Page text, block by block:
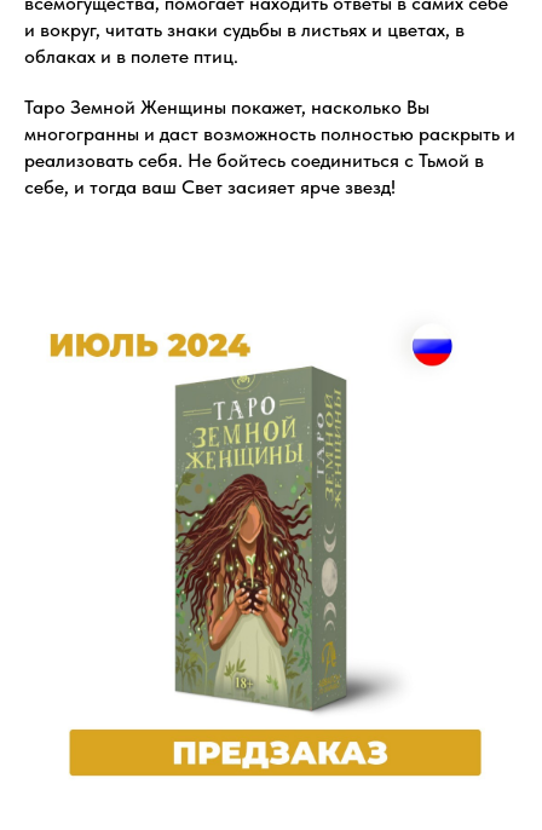
и вокруг, читать знаки судьбы в листьях и цветах, в
облаках и в полете птиц.
Таро Земной Женщины покажет, насколько Вы
многогранны и даст возможность полностью раскрыть и
реализовать себя. Не бойтесь соединиться с Тьмой в
себе, и тогда ваш Свет засияет ярче звезд!